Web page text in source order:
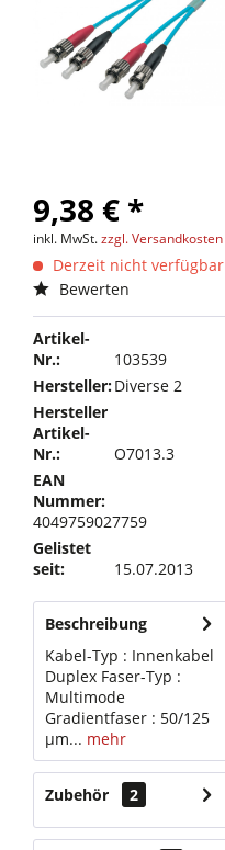
9,38 € *
inkl. MwSt.zzgl. Versandkosten
Derzeit nicht verfügbar
Bewerten
Artikel-
Nr.:
103539
Hersteller:Diverse 2
Hersteller
Artikel-
Nr.:
O7013.3
EAN
Nummer:
4049759027759
Gelistet
seit:
15.07.2013
Beschreibung
Kabel-Typ : Innenkabel
Duplex Faser-Typ :
Multimode
Gradientfaser : 50/125
µm... mehr
Zubehör 2